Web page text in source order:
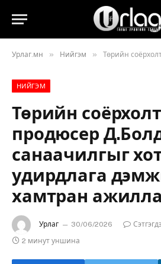
Урлаг.мн » Нийгэм » Төрийн соёрхолт, дуучин, продюсер
НИЙГЭМ
Төрийн
продюсер
санаачилгыг
удирдлага
хамтран
Урлаг 30/06/2026
2 минут уншина